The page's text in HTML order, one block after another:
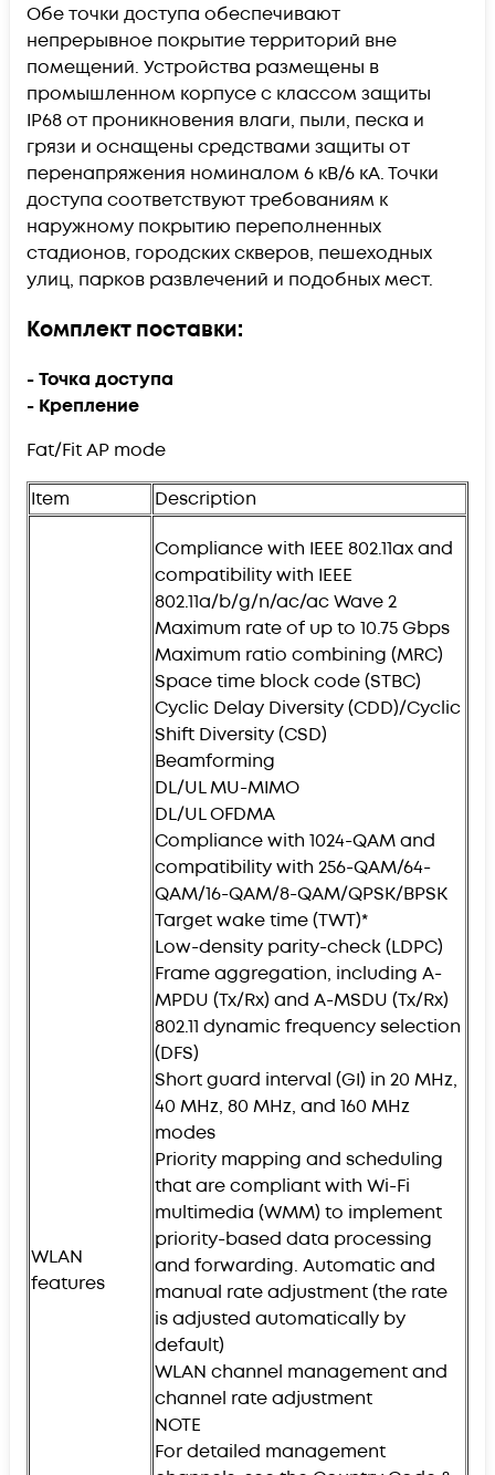
Обе точки доступа обеспечивают
непрерывное покрытие территорий вне
помещений. Устройства размещены в
промышленном корпусе с классом защиты
IP68 от проникновения влаги, пыли, песка и
грязи и оснащены средствами защиты от
перенапряжения номиналом 6 кВ/6 кА. Точки
доступа соответствуют требованиям к
наружному покрытию переполненных
стадионов, городских скверов, пешеходных
улиц, парков развлечений и подобных мест.
Комплект поставки:
- Точка доступа
- Крепление
Fat/Fit AP mode
Item
Description
WLAN
features
Compliance with IEEE 802.11ax and
compatibility with IEEE
802.11a/b/g/n/ac/ac Wave 2
Maximum rate of up to 10.75 Gbps
Maximum ratio combining (MRC)
Space time block code (STBC)
Cyclic Delay Diversity (CDD)/Cyclic
Shift Diversity (CSD)
Beamforming
DL/UL MU-MIMO
DL/UL OFDMA
Compliance with 1024-QAM and
compatibility with 256-QAM/64-
QAM/16-QAM/8-QAM/QPSK/BPSK
Target wake time (TWT)*
Low-density parity-check (LDPC)
Frame aggregation, including A-
MPDU (Tx/Rx) and A-MSDU (Tx/Rx)
802.11 dynamic frequency selection
(DFS)
Short guard interval (GI) in 20 MHz,
40 MHz, 80 MHz, and 160 MHz
modes
Priority mapping and scheduling
that are compliant with Wi-Fi
multimedia (WMM) to implement
priority-based data processing
and forwarding. Automatic and
manual rate adjustment (the rate
is adjusted automatically by
default)
WLAN channel management and
channel rate adjustment
NOTE
For detailed management